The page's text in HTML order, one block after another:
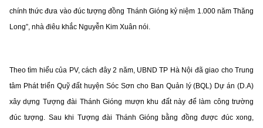
chính thức đưa vào đúc tượng đồng Thánh Gióng kỷ niệm 1.000 năm Thăng
Long”, nhà điêu khắc Nguyễn Kim Xuân nói.
Theo tìm hiểu của PV, cách đây 2 năm, UBND TP Hà Nội đã giao cho Trung
tâm Phát triển Quỹ đất huyện Sóc Sơn cho Ban Quản lý (BQL) Dự án (D.A)
xây dựng Tượng đài Thánh Gióng mượn khu đất này để làm công trường
đúc tượng. Sau khi Tượng đài Thánh Gióng bằng đồng được đúc xong,